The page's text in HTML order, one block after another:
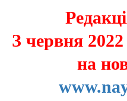
З червня
на